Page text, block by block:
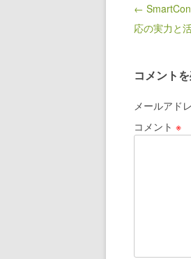
Post
←
応の実力と
コメント
メールアド
コメント ※